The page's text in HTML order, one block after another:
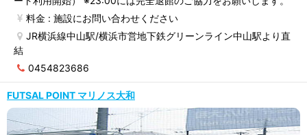
料金 : 施設にお問い合わせください
JR横浜線中山駅/横浜市営地下鉄グリーンライン中山駅より直
結
0454823686
FUTSAL POINT マリノス大和